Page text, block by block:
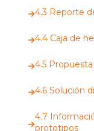
4.3 Reporte
4.4 Caja de
4.5
4.6 Solución
4.7
prototipos